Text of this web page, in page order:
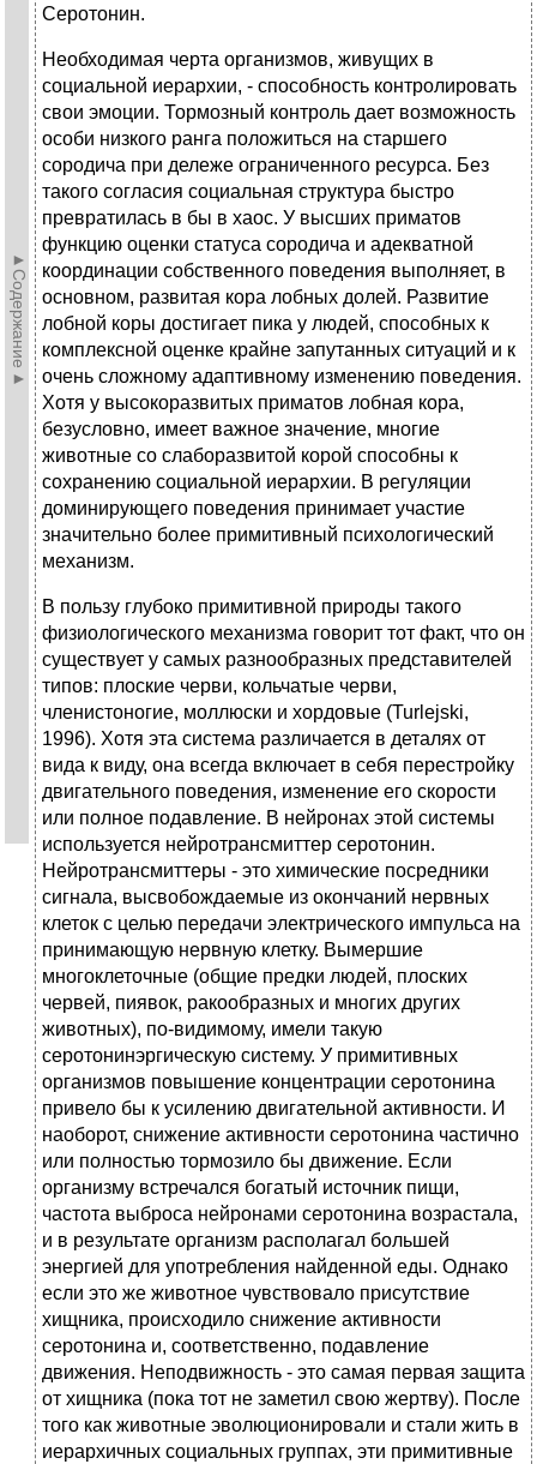
►Содержание►
Серотонин.
Необходимая черта организмов, живущих в
социальной иерархии, - способность контролировать
свои эмоции. Тормозный контроль дает возможность
особи низкого ранга положиться на старшего
сородича при дележе ограниченного ресурса. Без
такого согласия социальная структура быстро
превратилась в бы в хаос. У высших приматов
функцию оценки статуса сородича и адекватной
координации собственного поведения выполняет, в
основном, развитая кора лобных долей. Развитие
лобной коры достигает пика у людей, способных к
комплексной оценке крайне запутанных ситуаций и к
очень сложному адаптивному изменению поведения.
Хотя у высокоразвитых приматов лобная кора,
безусловно, имеет важное значение, многие
животные со слаборазвитой корой способны к
сохранению социальной иерархии. В регуляции
доминирующего поведения принимает участие
значительно более примитивный психологический
механизм.
В пользу глубоко примитивной природы такого
физиологического механизма говорит тот факт, что он
существует у самых разнообразных представителей
типов: плоские черви, кольчатые черви,
членистоногие, моллюски и хордовые (Turlejski,
1996). Хотя эта система различается в деталях от
вида к виду, она всегда включает в себя перестройку
двигательного поведения, изменение его скорости
или полное подавление. В нейронах этой системы
используется нейротрансмиттер серотонин.
Нейротрансмиттеры - это химические посредники
сигнала, высвобождаемые из окончаний нервных
клеток с целью передачи электрического импульса на
принимающую нервную клетку. Вымершие
многоклеточные (общие предки людей, плоских
червей, пиявок, ракообразных и многих других
животных), по-видимому, имели такую
серотонинэргическую систему. У примитивных
организмов повышение концентрации серотонина
привело бы к усилению двигательной активности. И
наоборот, снижение активности серотонина частично
или полностью тормозило бы движение. Если
организму встречался богатый источник пищи,
частота выброса нейронами серотонина возрастала,
и в результате организм располагал большей
энергией для употребления найденной еды. Однако
если это же животное чувствовало присутствие
хищника, происходило снижение активности
серотонина и, соответственно, подавление
движения. Неподвижность - это самая первая защита
от хищника (пока тот не заметил свою жертву). После
того как животные эволюционировали и стали жить в
иерархичных социальных группах, эти примитивные